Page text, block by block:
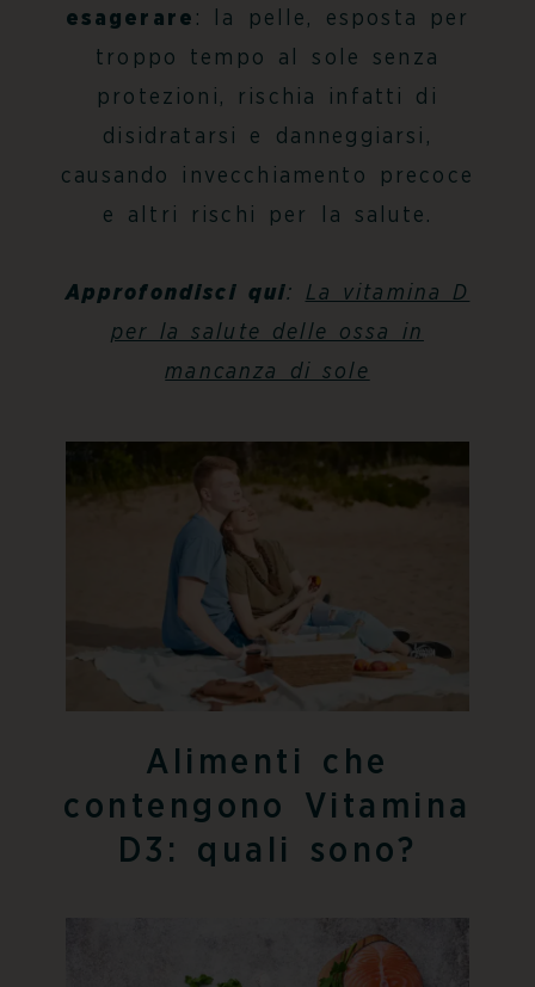
esagerare : la pelle, esposta per
troppo tempo al sole senza
protezioni, rischia infatti di
disidratarsi e danneggiarsi,
causando invecchiamento precoce
e altri rischi per la salute.
Approfondisci qui: La vitamina D
per la salute delle ossa in
mancanza di sole
Alimenti che
contengono Vitamina
D3: quali sono?